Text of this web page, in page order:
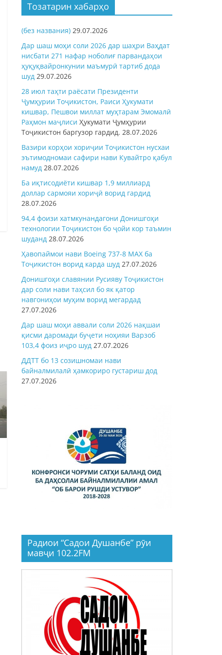
Тозатарин хабарҳо
(без названия) 29.07.2026
Дар шаш моҳи соли 2026 дар шаҳри Ваҳдат
нисбати 271 нафар ноболиғ парвандаҳои
ҳуқуқвайронкунии маъмурӣ тартиб дода
шуд 29.07.2026
28 июл таҳти раёсати Президенти
Ҷумҳурии Тоҷикистон, Раиси Ҳукумати
кишвар, Пешвои миллат муҳтарам Эмомалӣ
Раҳмон маҷлиси Ҳукумати Ҷумҳурии
Тоҷикистон баргузор гардид. 28.07.2026
Вазири корҳои хориҷии Тоҷикистон нусхаи
эътимодномаи сафири нави Кувайтро қабул
намуд 28.07.2026
Ба иқтисодиёти кишвар 1,9 миллиард
доллар сармояи хориҷӣ ворид гардид
28.07.2026
94,4 фоизи хатмкунандагони Донишгоҳи
технологии Тоҷикистон бо ҷойи кор таъмин
шуданд 28.07.2026
Ҳавопаймои нави Boeing 737-8 MAX ба
Тоҷикистон ворид карда шуд 27.07.2026
Донишгоҳи славянии Русияву Тоҷикистон
дар соли нави таҳсил бо як қатор
навгониҳои муҳим ворид мегардад
27.07.2026
Дар шаш моҳи аввали соли 2026 нақшаи
қисми даромади буҷети ноҳияи Варзоб
103,4 фоиз иҷро шуд 27.07.2026
ДДТТ бо 13 созишномаи нави
байналмилалӣ ҳамкориро густариш дод
27.07.2026
Радиои “Садои Душанбе” рӯи
мавҷи 102.2FM